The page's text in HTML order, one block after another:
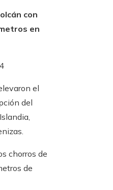
con
en
el
del
chorros de
de